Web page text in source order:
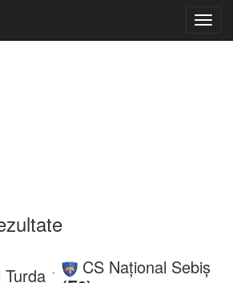
-
CS Național Sebiș